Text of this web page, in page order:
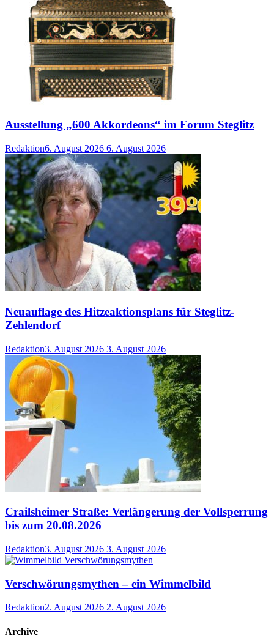
Ausstellung „600 Akkordeons“ im Forum Steglitz
Redaktion6. August 2026 6. August 2026
Neuauflage des Hitzeaktionsplans für Steglitz-
Zehlendorf
Redaktion3. August 2026 3. August 2026
Crailsheimer Straße: Verlängerung der Vollsperrung
bis zum 20.08.2026
Redaktion3. August 2026 3. August 2026
Verschwörungsmythen – ein Wimmelbild
Redaktion2. August 2026 2. August 2026
Archive